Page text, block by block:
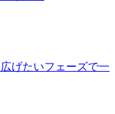
げたいフェーズで一